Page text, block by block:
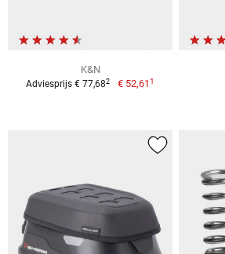
K&N
Adviesprijs € 77,682 € 52,611